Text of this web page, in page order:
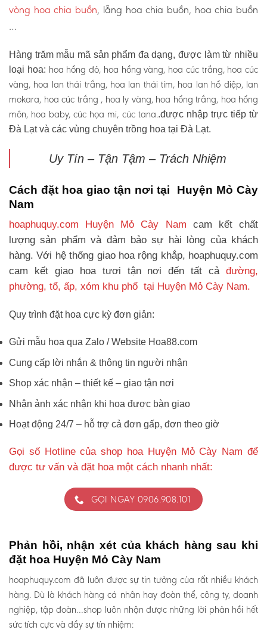
vòng hoa chia buồn, lẵng hoa chia buồn, hoa chia buồn
…
Hàng trăm mẫu mã sản phẩm đa dạng, được làm từ nhiều
loại hoa: hoa hồng đỏ, hoa hồng vàng, hoa cúc trắng, hoa cúc
vàng, hoa lan thái trắng, hoa lan thái tím, hoa lan hồ điệp, lan
mokara, hoa cúc trắng , hoa ly vàng, hoa hồng trắng, hoa hồng
môn, hoa baby, cúc họa mi, cúc tana..được nhập trực tiếp từ
Đà Lạt và các vùng chuyên trồng hoa tại Đà Lạt.
Uy Tín – Tận Tậm – Trách Nhiệm
Cách đặt hoa giao tận nơi tại Huyện Mỏ Cày
Nam
hoaphuquy.com Huyện Mỏ Cày Nam cam kết chất
lượng sản phẩm và đảm bảo sự hài lòng của khách
hàng. Với hệ thống giao hoa rộng khắp, hoaphuquy.com
cam kết giao hoa tươi tận nơi đến tất cả đường,
phường, tổ, ấp, xóm khu phố tại Huyện Mỏ Cày Nam.
Quy trình đặt hoa cực kỳ đơn giản:
Gửi mẫu hoa qua Zalo / Website Hoa88.com
Cung cấp lời nhắn & thông tin người nhận
Shop xác nhận – thiết kế – giao tận nơi
Nhận ảnh xác nhận khi hoa được bàn giao
Hoạt động 24/7 – hỗ trợ cả đơn gấp, đơn theo giờ
Gọi số Hotline của shop hoa Huyện Mỏ Cày Nam để
được tư vấn và đặt hoa một cách nhanh nhất:
GỌI NGAY 0906.908.101
Phản hồi, nhận xét của khách hàng sau khi
đặt hoa Huyện Mỏ Cày Nam
hoaphuquy.com đã luôn được sự tin tưởng của rất nhiều khách
hàng. Dù là khách hàng cá nhân hay đoàn thể, công ty, doanh
nghiệp, tập đoàn…shop luôn nhận được những lời phản hồi hết
sức tích cực và đầy sự tín nhiệm: